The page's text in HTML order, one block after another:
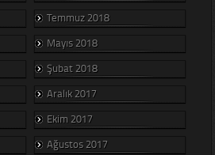
Temmuz 2018
Mayıs 2018
Şubat 2018
Aralık 2017
Ekim 2017
Ağustos 2017